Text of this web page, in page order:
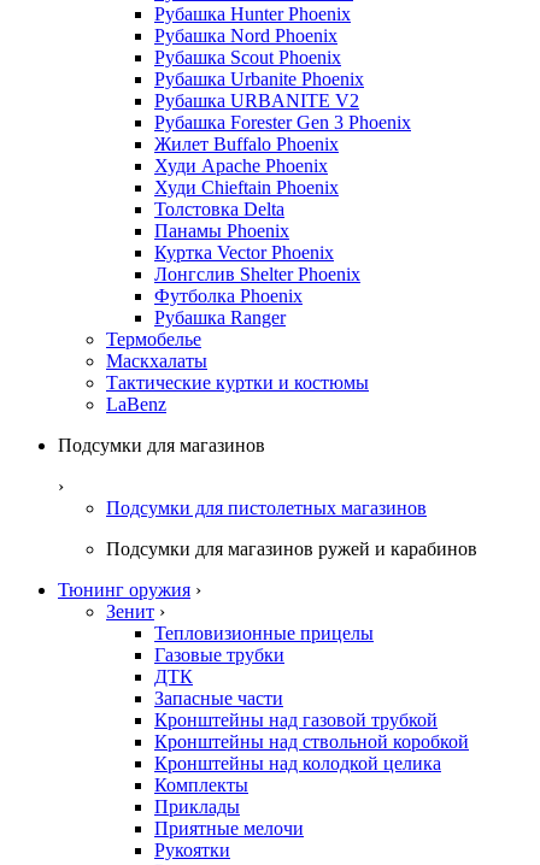
Рубашка Hunter Phoenix
Рубашка Nord Phoenix
Рубашка Scout Phoenix
Рубашка Urbanite Phoenix
Рубашка URBANITE V2
Рубашка Forester Gen 3 Phoenix
Жилет Buffalo Phoenix
Худи Apache Phoenix
Худи Chieftain Phoenix
Толстовка Delta
Панамы Phoenix
Куртка Vector Phoenix
Лонгслив Shelter Phoenix
Футболка Phoenix
Рубашка Ranger
Термобелье
Маскхалаты
Тактические куртки и костюмы
LaBenz
Подсумки для магазинов
›
Подсумки для пистолетных магазинов
Подсумки для магазинов ружей и карабинов
Тюнинг оружия ›
Зенит ›
Тепловизионные прицелы
Газовые трубки
ДТК
Запасные части
Кронштейны над газовой трубкой
Кронштейны над ствольной коробкой
Кронштейны над колодкой целика
Комплекты
Приклады
Приятные мелочи
Рукоятки